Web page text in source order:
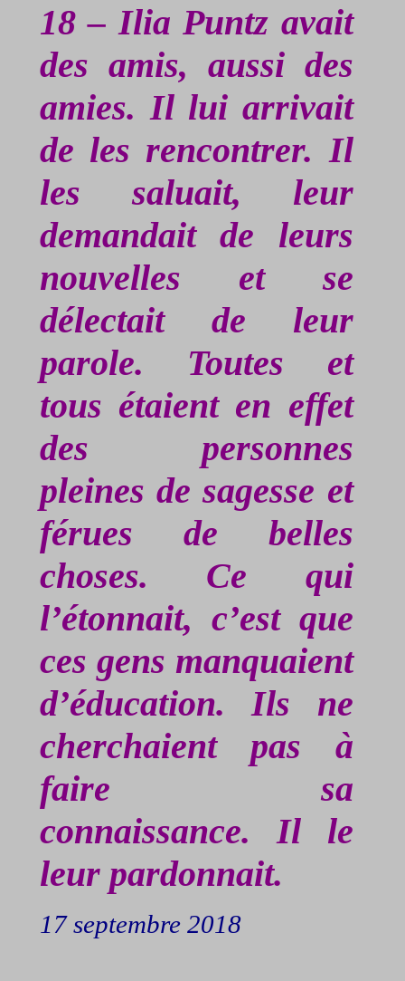
18 – IliaPuntz avait
des amis, aussi des
amies. Il lui arrivait
de les rencontrer. Il
les saluait, leur
demandait de leurs
nouvelles et se
délectait de leur
parole. Toutes et
tous étaient en effet
des personnes
pleines de sagesse et
férues de belles
choses. Ce qui
l’étonnait, c’est que
ces gens manquaient
d’éducation. Ils ne
cherchaient pas à
faire sa
connaissance. Il le
leur pardonnait.
17 septembre 2018